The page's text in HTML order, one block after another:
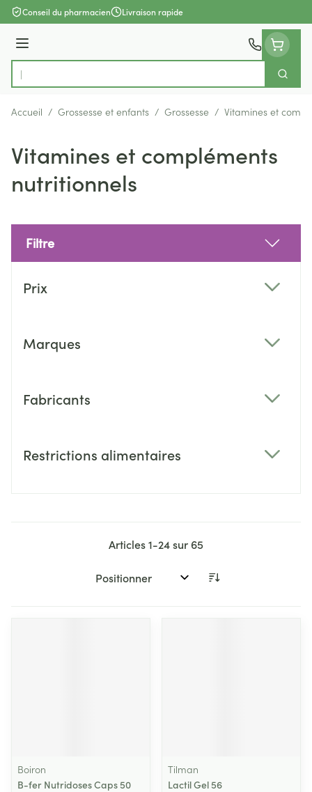
Aller au contenu
Conseil du pharmacien Livraison rapide
Menu
Rechercher
Accueil / Grossesse et enfants / Grossesse / Vitamines et
Vitamines et compléments
nutritionnels
Filtre
Prix
Marques
Fabricants
Restrictions alimentaires
Articles1-24sur 65
Trier par:
Boiron
B-fer Nutridoses Caps 50
Tilman
Lactil Gel 56